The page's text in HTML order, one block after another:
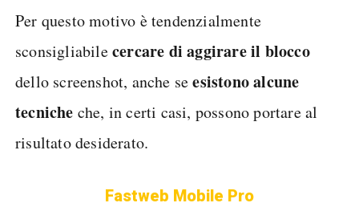
Per questo motivo è tendenzialmente
sconsigliabilecercare di aggirare il blocco
dello screenshot, anche seesistono alcune
tecniche che, in certi casi, possono portare al
risultato desiderato.
Fastweb Mobile Pro